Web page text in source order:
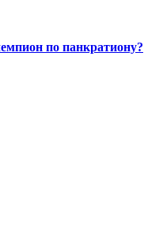
по панкратиону?